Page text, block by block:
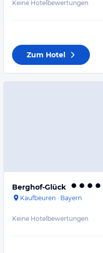
Keine Hotelbewertungen
Zum Hotel
Berghof-Glück
Kaufbeuren · Bayern
Keine Hotelbewertungen